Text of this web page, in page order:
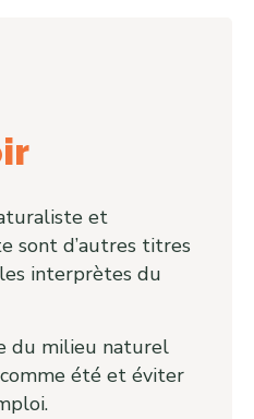
et
sont d’autres titres
interprètes du
du milieu naturel
été et éviter